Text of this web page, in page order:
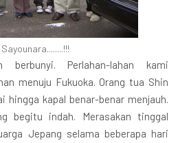
Sayounara........!!!
berbunyi. Perlahan-lahan kami
menuju Fukuoka. Orang tua Shin
hingga kapal benar-benar menjauh.
begitu indah. Merasakan tinggal
Jepang selama beberapa hari